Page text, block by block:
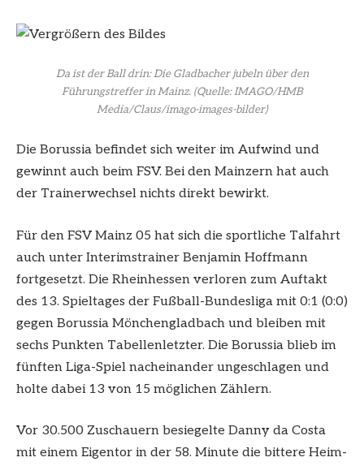
Da ist der Ball drin: Die Gladbacher jubeln über den
Führungstreffer in Mainz. (Quelle: IMAGO/HMB
Media/Claus/imago-images-bilder)
Die Borussia befindet sich weiter im Aufwind und
gewinnt auch beim FSV. Bei den Mainzern hat auch
der Trainerwechsel nichts direkt bewirkt.
Für den FSV Mainz 05 hat sich die sportliche Talfahrt
auch unter Interimstrainer Benjamin Hoffmann
fortgesetzt. Die Rheinhessen verloren zum Auftakt
des 13. Spieltages der Fußball-Bundesliga mit 0:1 (0:0)
gegen Borussia Mönchengladbach und bleiben mit
sechs Punkten Tabellenletzter. Die Borussia blieb im
fünften Liga-Spiel nacheinander ungeschlagen und
holte dabei 13 von 15 möglichen Zählern.
Vor 30.500 Zuschauern besiegelte Danny da Costa
mit einem Eigentor in der 58. Minute die bittere Heim-